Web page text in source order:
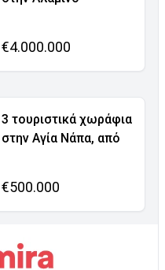
€4.000.000
3 τουριστικά χωράφια
στην Αγία Νάπα, από
€500.000